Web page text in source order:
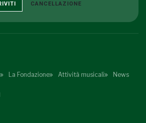
CANCELLAZIONE
La Fondazione Attività musicali News